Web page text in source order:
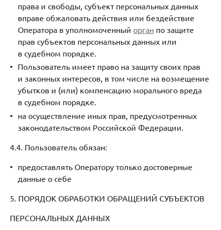
права и свободы, субъект персональных данных
вправе обжаловать действия или бездействие
Оператора в уполномоченный орган по защите
прав субъектов персональных данных или
в судебном порядке.
Пользователь имеет право на защиту своих прав
и законных интересов, в том числе на возмещение
убытков и (или) компенсацию морального вреда
в судебном порядке.
на осуществление иных прав, предусмотренных
законодательством Российской Федерации.
4.4. Пользователь обязан:
предоставлять Оператору только достоверные
данные о себе
5. ПОРЯДОК ОБРАБОТКИ ОБРАЩЕНИЙ СУБЪЕКТОВ
ПЕРСОНАЛЬНЫХ ДАННЫХ